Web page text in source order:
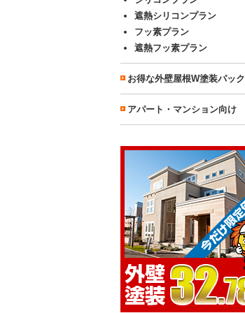
遮熱シリコンプラン
フッ素プラン
遮熱フッ素プラン
お得な外壁屋根W塗装パック
アパート・マンション向け